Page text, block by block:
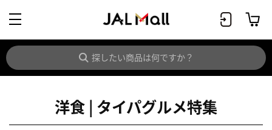
洋食 | タイパグルメ特集